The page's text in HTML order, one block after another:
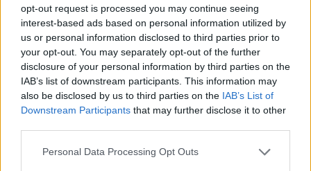
opt-out request is processed you may continue seeing
interest-based ads based on personal information utilized by
us or personal information disclosed to third parties prior to
your opt-out. You may separately opt-out of the further
disclosure of your personal information by third parties on the
IAB’s list of downstream participants. This information may
also be disclosed by us to third parties on the IAB’s List of
Downstream Participants that may further disclose it to other
Please note that this website/app uses one or more Google
Personal Data Processing Opt Outs
Αν τα χάσατε